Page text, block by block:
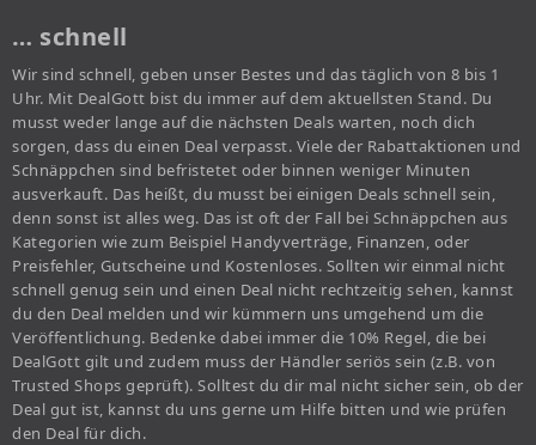
… schnell
Wir sind schnell, geben unser Bestes und das täglich von 8 bis 1
Uhr. Mit DealGott bist du immer auf dem aktuellsten Stand. Du
musst weder lange auf die nächsten Deals warten, noch dich
sorgen, dass du einen Deal verpasst. Viele der Rabattaktionen und
Schnäppchen sind befristetet oder binnen weniger Minuten
ausverkauft. Das heißt, du musst bei einigen Deals schnell sein,
denn sonst ist alles weg. Das ist oft der Fall bei Schnäppchen aus
Kategorien wie zum Beispiel Handyverträge, Finanzen, oder
Preisfehler, Gutscheine und Kostenloses. Sollten wir einmal nicht
schnell genug sein und einen Deal nicht rechtzeitig sehen, kannst
du den Deal melden und wir kümmern uns umgehend um die
Veröffentlichung. Bedenke dabei immer die 10% Regel, die bei
DealGott gilt und zudem muss der Händler seriös sein (z.B. von
Trusted Shops geprüft). Solltest du dir mal nicht sicher sein, ob der
Deal gut ist, kannst du uns gerne um Hilfe bitten und wie prüfen
den Deal für dich.